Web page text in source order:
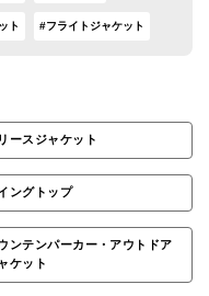
ト #フライトジャケット
ースジャケット
ングトップ
ンテンパーカー・アウトドア
ケット